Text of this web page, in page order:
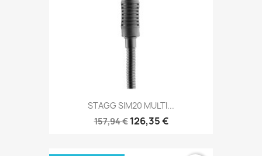
STAGG SIM20 MULTI...
157,94 € 126,35 €